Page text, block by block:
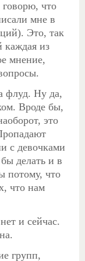
что
мне в
Это, так
каждая из
мнение,
флуд. Ну да,
Вроде бы,
это
с девочками
делать и в
потому, что
что нам
и сейчас.
групп,